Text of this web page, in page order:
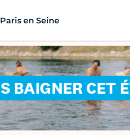
Paris en Seine